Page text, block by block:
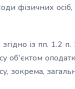
фізичних
із пп. 1.2
об'єктом
зокрема,